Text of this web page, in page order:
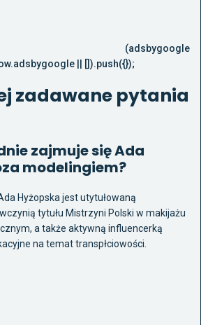
(adsbygoogle
|| []).push({});
zadawane pytania
zajmuje się Ada
modelingiem?
Hyżopska jest utytułowaną
tytułu Mistrzyni Polski w makijażu
a także aktywną influencerką
na temat transpłciowości.